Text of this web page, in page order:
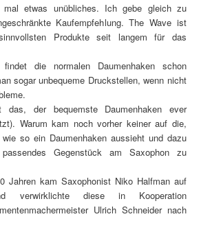
etwas unübliches. Ich gebe gleich zu
Kaufempfehlung. The Wave ist
Produkte seit langem für das
die normalen Daumenhaken schon
sogar unbequeme Druckstellen, wenn nicht
das, der bequemste Daumenhaken ever
Warum kam noch vorher keiner auf die,
so ein Daumenhaken aussieht und dazu
Gegenstück am Saxophon zu
Jahren kam Saxophonist Niko Halfman auf
verwirklichte diese in Kooperation
Ulrich Schneider nach